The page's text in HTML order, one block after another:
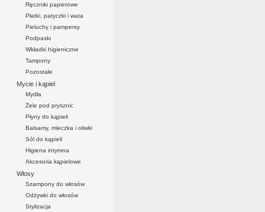
Ręczniki papierowe
Płatki, patyczki i wata
Pieluchy i pampersy
Podpaski
Wkładki higieniczne
Tampony
Pozostałe
Mycie i kąpiel
Mydła
Żele pod prysznic
Płyny do kąpieli
Balsamy, mleczka i oliwki
Sól do kąpieli
Higiena intymna
Akcesoria kąpielowe
Włosy
Szampony do włosów
Odżywki do włosów
Stylizacja